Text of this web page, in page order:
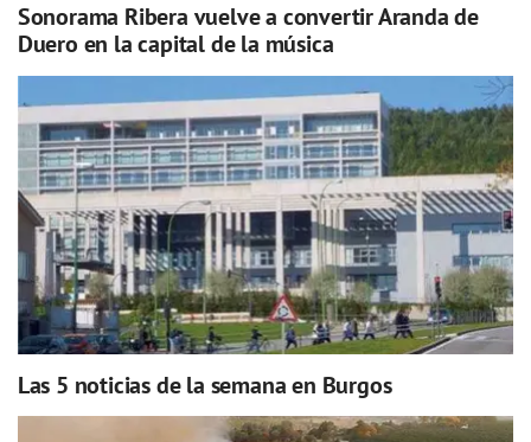
Sonorama Ribera vuelve a convertir Aranda de
Duero en la capital de la música
Las 5 noticias de la semana en Burgos